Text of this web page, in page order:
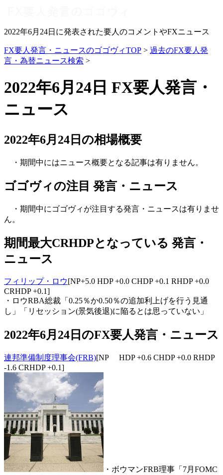
2022年6月24日に発表された要人のコメントやFXニュース
FX要人発言・ニュースのゴゴヴィTOP > 過去のFX要人発
言・為替ニュース検索 >
2022年6月24日 FX要人発言・
ニュース
2022年6月24日の相場概要
・期間中にはニュース概要となる記事は有りません。
ゴゴヴィの注目 発言・ニュース
・期間中にゴゴヴィが注目する発言・ニュースは有りませ
ん。
期間最大CRHDPとなっている 発言・
ニュース
フィリップ・ロウ[NP+5.0 HDP +0.0 CHDP +0.1 RHDP +0.0
CRHDP +0.1]
・ロウRBA総裁「0.25％か0.50％の追加利上げを行う見通
し」「リセッション(景気後退)に陥るとは思っていない」
2022年6月24日のFX要人発言・ニュース
連邦準備制度理事会(FRB)[NP HDP +0.6 CHDP +0.0 RHDP
-1.6 CRHDP +0.1]
・ボウマンFRB理事「7月FOMC